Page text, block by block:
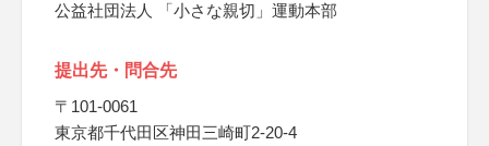
公益社団法人 「小さな親切」運動本部
提出先・問合先
〒101-0061
東京都千代田区神田三崎町2-20-4